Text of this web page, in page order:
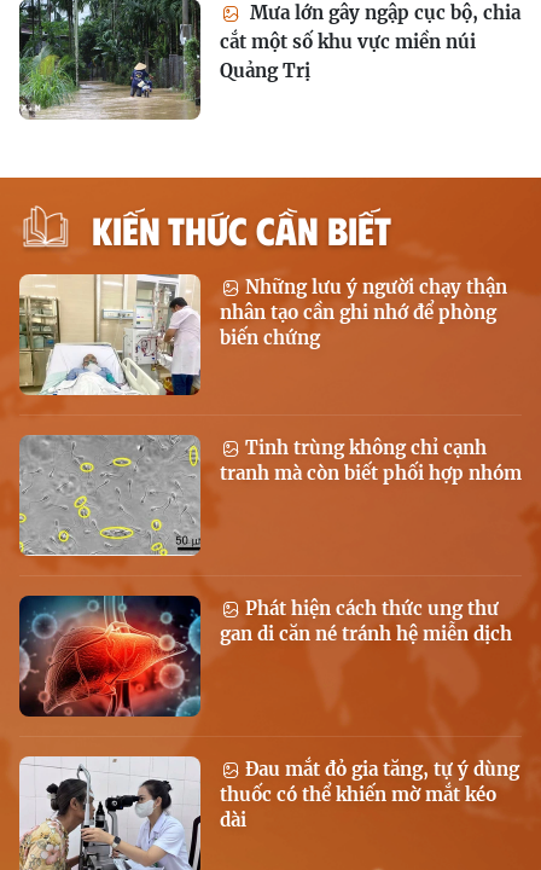
Mưa lớn gây ngập cục bộ, chia
cắt một số khu vực miền núi
Quảng Trị
KIẾN THỨC CẦN BIẾT
Những lưu ý người chạy thận
nhân tạo cần ghi nhớ để phòng
biến chứng
Tinh trùng không chỉ cạnh
tranh mà còn biết phối hợp nhóm
Phát hiện cách thức ung thư
gan di căn né tránh hệ miễn dịch
Đau mắt đỏ gia tăng, tự ý dùng
thuốc có thể khiến mờ mắt kéo
dài